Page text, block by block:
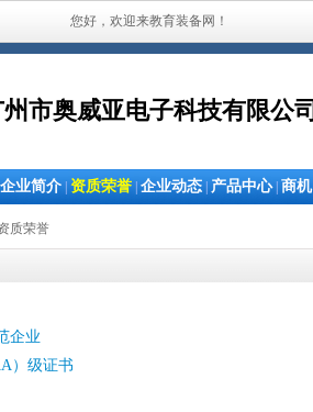
您好，欢迎来教育装备网！
州市奥威亚电子科技有限公
企业简介 资质荣誉 企业动态 产品中心| 商机
质荣誉
企业
）级证书